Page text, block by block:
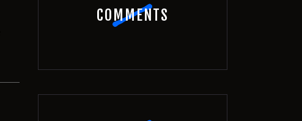
COMMENTS